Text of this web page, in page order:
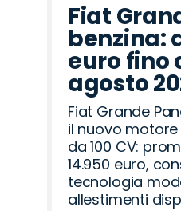
Fiat
benzina:
euro fino
agosto
Fiat Grande
il nuovo
da 100 CV:
14.950 euro,
tecnologia
allestimenti